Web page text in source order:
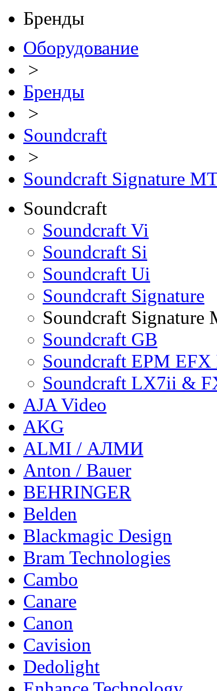
Бренды
Оборудование
>
Бренды
>
Soundcraft
>
Soundcraft Signature
Soundcraft
Soundcraft Vi
Soundcraft Si
Soundcraft Ui
Soundcraft Signature
Soundcraft Signature
Soundcraft GB
Soundcraft EPM
Soundcraft LX7ii &
AJA Video
AKG
ALMI / АЛМИ
Anton / Bauer
BEHRINGER
Belden
Blackmagic Design
Bram Technologies
Cambo
Canare
Canon
Cavision
Dedolight